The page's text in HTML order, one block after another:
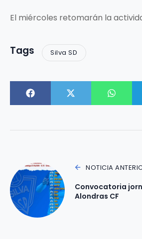
El miércoles retomarán la
Tags Silva SD
NOTICIA
Convocatoria
Alondras CF